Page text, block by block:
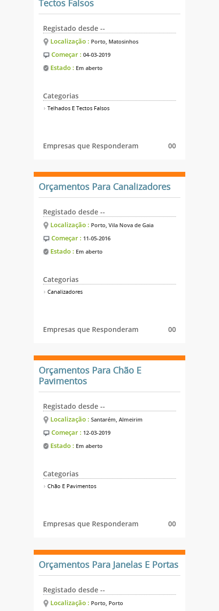
Tectos Falsos
Registado desde --
Localização : Porto, Matosinhos
Começar : 04-03-2019
Estado : Em aberto
Categorias
Telhados E Tectos Falsos
Empresas que Responderam 00
Orçamentos Para Canalizadores
Registado desde --
Localização : Porto, Vila Nova de Gaia
Começar : 11-05-2016
Estado : Em aberto
Categorias
Canalizadores
Empresas que Responderam 00
Orçamentos Para Chão E
Pavimentos
Registado desde --
Localização : Santarém, Almeirim
Começar : 12-03-2019
Estado : Em aberto
Categorias
Chão E Pavimentos
Empresas que Responderam 00
Orçamentos Para Janelas E Portas
Registado desde --
Localização : Porto, Porto